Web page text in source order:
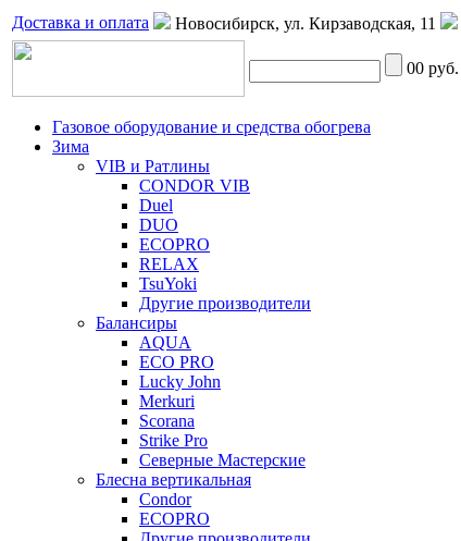
Доставка и оплата Новосибирск, ул. Кирзаводская, 11
00 руб.
Газовое оборудование и средства обогрева
Зима
VIB и Ратлины
CONDOR VIB
Duel
DUO
ECOPRO
RELAX
TsuYoki
Другие производители
Балансиры
AQUA
ECO PRO
Lucky John
Merkuri
Scorana
Strike Pro
Северные Мастерские
Блесна вертикальная
Condor
ECOPRO